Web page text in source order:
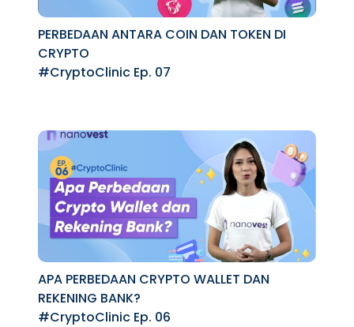
PERBEDAAN ANTARA COIN DAN TOKEN DI
CRYPTO
#CryptoClinic Ep. 07
APA PERBEDAAN CRYPTO WALLET DAN
REKENING BANK?
#CryptoClinic Ep. 06